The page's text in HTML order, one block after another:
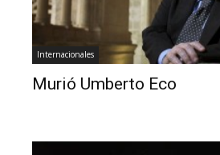
Internacionales
Murió Umberto Eco